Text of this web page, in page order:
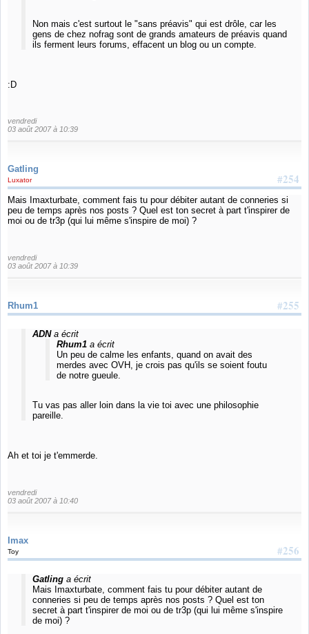
Non mais c'est surtout le "sans préavis" qui est drôle, car les
gens de chez nofrag sont de grands amateurs de préavis quand
ils ferment leurs forums, effacent un blog ou un compte.
:D
vendredi
03 août 2007 à 10:39
Gatling
#254
Luxator
Mais Imaxturbate, comment fais tu pour débiter autant de conneries si
peu de temps après nos posts ? Quel est ton secret à part t'inspirer de
moi ou de tr3p (qui lui même s'inspire de moi) ?
vendredi
03 août 2007 à 10:39
#255
Rhum1
ADNa écrit
Rhum1 a écrit
Un peu de calme les enfants, quand on avait des
merdes avec OVH, je crois pas qu'ils se soient foutu
de notre gueule.
Tu vas pas aller loin dans la vie toi avec une philosophie
pareille.
Ah et toi je t'emmerde.
vendredi
03 août 2007 à 10:40
Imax
#256
Toy
Gatlinga écrit
Mais Imaxturbate, comment fais tu pour débiter autant de
conneries si peu de temps après nos posts ? Quel est ton
secret à part t'inspirer de moi ou de tr3p (qui lui même s'inspire
de moi) ?